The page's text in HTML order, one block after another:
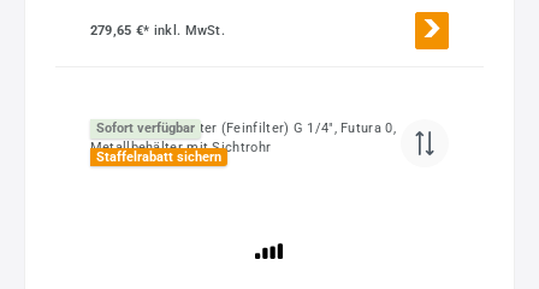
279,65 €* inkl. MwSt.
Sofort verfügbar
Staffelrabatt sichern